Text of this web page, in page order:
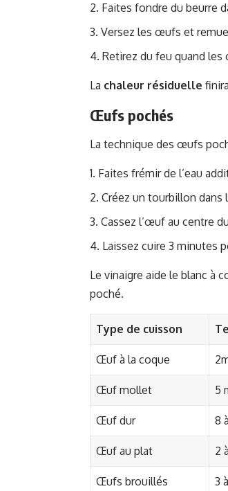
Faites fondre du beurre
Versez les œufs et
Retirez du feu quand
La chaleur résiduelle
Œufs pochés
La technique des œufs
Faites frémir de l’eau
Créez un tourbillon dans
Cassez l’œuf au centre
Laissez cuire 3 minutes
Le vinaigre aide le blanc à
poché.
Type de cuisson
Œuf à la coque
Œuf mollet 5
Œuf dur 8
Œuf au plat 2
Œufs brouillés 3